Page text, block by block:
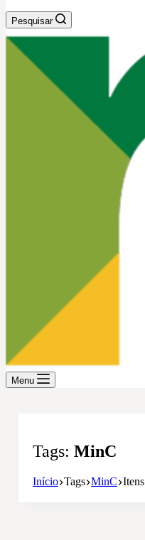
Pesquisar
Menu
Tags MinC
Início Tags MinC Itens